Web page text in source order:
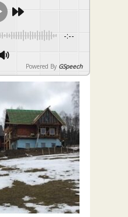
-:--
Powered By GSpeech